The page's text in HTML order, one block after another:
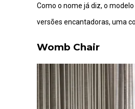
Como o nome já diz, o
versões encantadoras, uma
Womb Chair